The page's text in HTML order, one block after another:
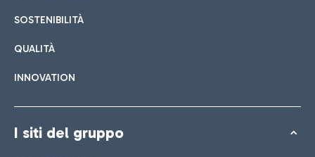
SOSTENIBILITÀ
QUALITÀ
INNOVATION
I siti del gruppo